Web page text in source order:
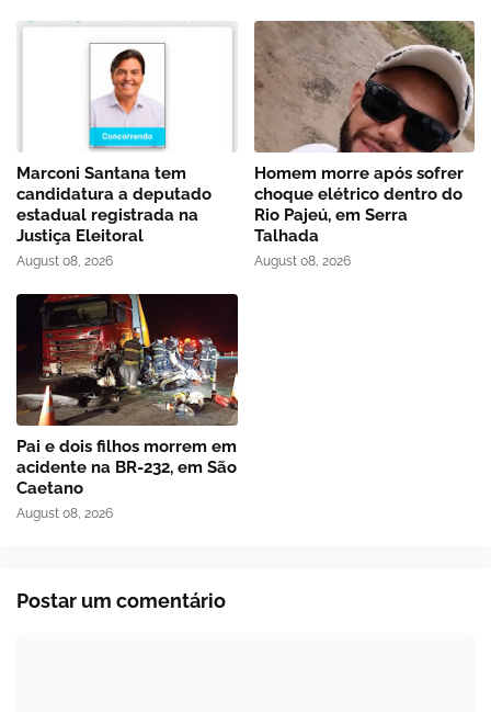
Marconi Santana tem
candidatura a deputado
estadual registrada na
Justiça Eleitoral
August 08, 2026
Homem morre após sofrer
choque elétrico dentro do
Rio Pajeú, em Serra
Talhada
August 08, 2026
Pai e dois filhos morrem em
acidente na BR-232, em São
Caetano
August 08, 2026
Postar um comentário